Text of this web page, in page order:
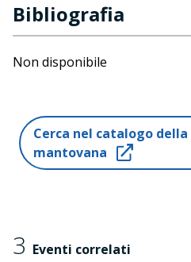
Bibliografia
Non disponibile
Cerca nel catalogo
mantovana
3 Eventi correlati